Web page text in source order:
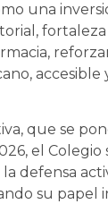
una
que se
el Colegio
defensa
su papel